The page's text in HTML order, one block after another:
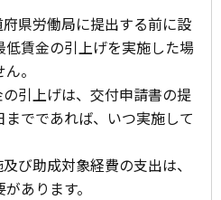
県労働局に提出する前に設
賃金の引上げを実施した場
。
引上げは、交付申請書の提
でであれば、いつ実施して
び助成対象経費の支出は、
あります。